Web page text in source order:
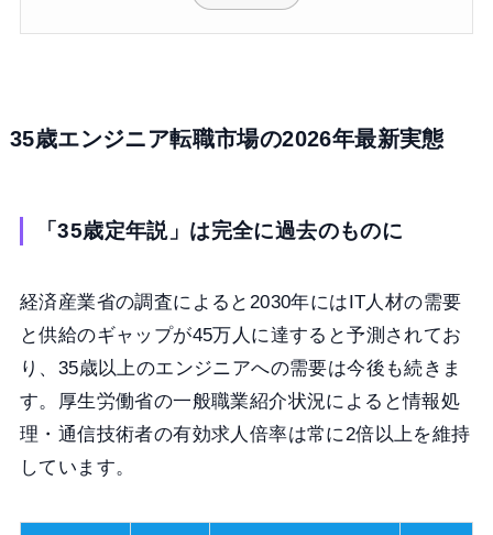
35歳エンジニア転職市場の2026年最新実態
「35歳定年説」は完全に過去のものに
経済産業省の調査によると2030年にはIT人材の需要
と供給のギャップが45万人に達すると予測されてお
り、35歳以上のエンジニアへの需要は今後も続きま
す。厚生労働省の一般職業紹介状況によると情報処
理・通信技術者の有効求人倍率は常に2倍以上を維持
しています。